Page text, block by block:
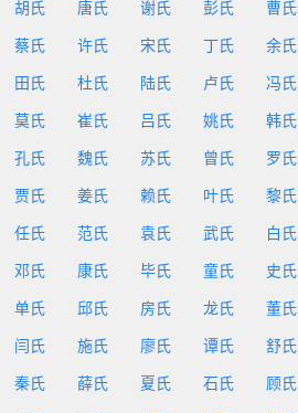
胡氏 唐氏 谢氏 彭氏 曹氏
蔡氏 许氏 宋氏 丁氏 余氏
田氏 杜氏 陆氏 卢氏 冯氏
莫氏 崔氏 吕氏 姚氏 韩氏
孔氏 魏氏 苏氏 曾氏 罗氏
贾氏 姜氏 赖氏 叶氏 黎氏
任氏 范氏 袁氏 武氏 白氏
邓氏 康氏 毕氏 童氏 史氏
单氏 邱氏 房氏 龙氏 董氏
闫氏 施氏 廖氏 谭氏 舒氏
秦氏 薛氏 夏氏 石氏 顾氏